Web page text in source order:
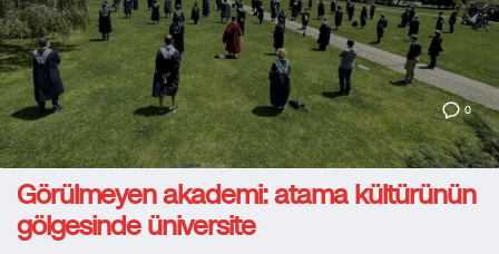
0
Görülmeyen akademi: atama kültürünün
gölgesinde üniversite